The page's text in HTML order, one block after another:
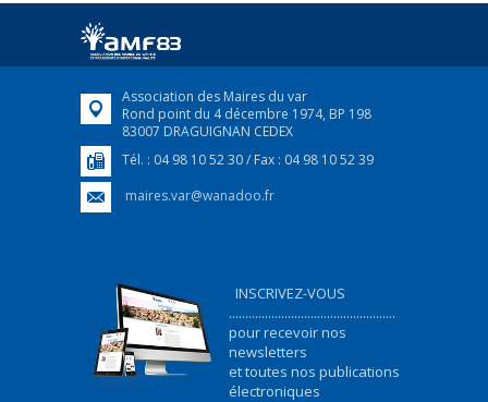
FEUILLETER
Association des Maires du var
Rond point du 4 décembre 1974, BP 198
83007 DRAGUIGNAN CEDEX
Tél. : 04 98 10 52 30 / Fax : 04 98 10 52 39
maires.var@wanadoo.fr
INSCRIVEZ-VOUS
...................................................
pour recevoir nos
newsletters
et toutes nos publications
électroniques